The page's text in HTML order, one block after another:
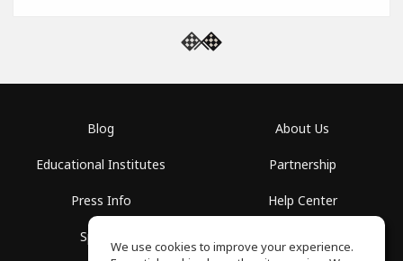
Blog
Educational Institutes
Press Info
Spaces
About Us
Partnership
Help Center
We use cookies to improve your experience.